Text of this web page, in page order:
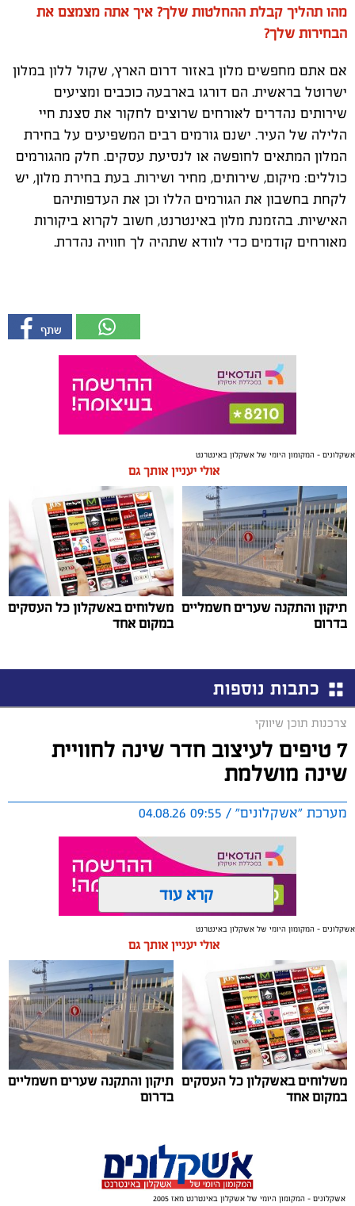
מהו תהליך קבלת ההחלטות שלך? איך אתה מצמצם את
הבחירות שלך?
אם אתם מחפשים מלון באזור דרום הארץ, שקול ללון במלון
ישרוטל בראשית. הם דורגו בארבעה כוכבים ומציעים
שירותים נהדרים לאורחים שרוצים לחקור את סצנת חיי
הלילה של העיר. ישנם גורמים רבים המשפיעים על בחירת
המלון המתאים לחופשה או לנסיעת עסקים. חלק מהגורמים
כוללים: מיקום, שירותים, מחיר ושירות. בעת בחירת מלון, יש
לקחת בחשבון את הגורמים הללו וכן את העדפותיהם
האישיות. בהזמנת מלון באינטרנט, חשוב לקרוא ביקורות
מאורחים קודמים כדי לוודא שתהיה לך חוויה נהדרת.
אשקלונים - המקומון היומי של אשקלון באינטרנט
אולי יעניין אותך גם
תיקון והתקנה שערים חשמליים
בדרום
משלוחים באשקלון כל העסקים
במקום אחד
כתבות נוספות
צרכנות תוכן שיווקי
7 טיפים לעיצוב חדר שינה לחוויית
שינה מושלמת
מערכת "אשקלונים" / 09:55 04.08.26
תגים:טקסטיל, חדר שינה, שינה
תכנון נכון של חדר השינה משפיע באופן ישיר על איכות
המנוחה, על רמות האנרגיה בבוקר ועל התחושה הכללית
בבית. בשנים האחרונות גוברת ההבנה שחדר השינה אינו רק
מקום שבו שמים את הראש בסוף היום, אלא מתחם שאמור
לספק שקט מנטלי ופיזי.
עיצוב של חדר שינה מזמין ונעים אינו מצריך שיפוץ מאסיבי
שבאים במגע עם העור, דרך וויסות האור ועד לאורח החיים
קרא עוד
אשקלונים - המקומון היומי של אשקלון באינטרנט
אולי יעניין אותך גם
משלוחים באשקלון כל העסקים
במקום אחד
תיקון והתקנה שערים חשמליים
בדרום
אשקלונים - המקומון היומי של אשקלון באינטרנט מאז 2005